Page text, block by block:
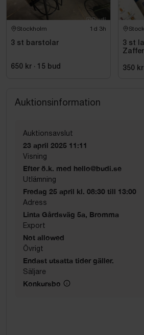
Stockholm 1d 3h
3 st barstolar
650 kr · 15 bud
3 st
350 kr
Auktionsinformation
Auktionsavslut
23 april 2025 11:11
Visning
Efter ö.k. med hello@budi.se
Utlämning
Fredag 25 april kl. 08:30 till 13:00
Adress
Linta Gårdsväg 5a, Bromma
Export
Not allowed
Övrigt
Endast utsatta tider gäller.
Säljare
Konkursbo